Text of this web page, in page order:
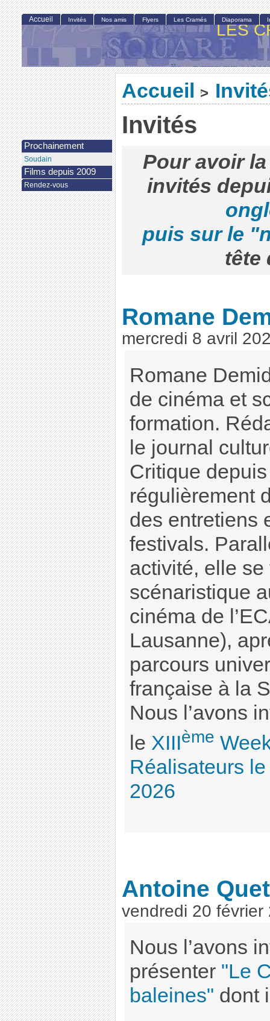
LES
Accueil >
Invités
Pour avoir
invités
puis sur le
tête
Romane
mercredi 8 avril
Romane
de cinéma et
formation.
le journal
Critique
régulièrement
des entretiens
festivals.
activité, elle se
scénaristique
cinéma de
Lausanne),
parcours
française à la
Nous l’avons
le XIIIème
Réalisateurs
2026
Antoine Quet
vendredi 20 février
Nous l’avons
présenter "Le
baleines" dont
Accueil Invités Nos amis Flyers Les Cramés Diaporama
Prochainement
Soudain
Films depuis 2009
Rendez-vous